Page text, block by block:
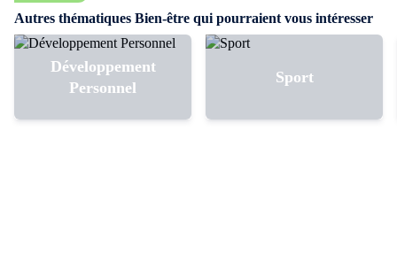
Autres thématiques Bien-être qui pourraient vous intéresser
Développement
Personnel
Sport